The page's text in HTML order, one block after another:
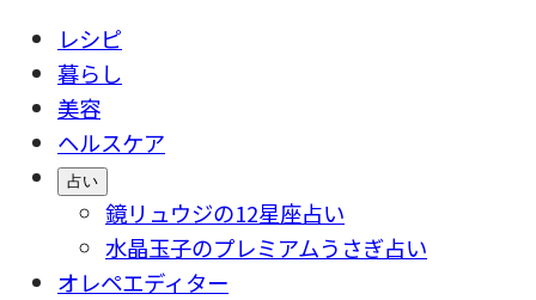
レシピ
暮らし
美容
ヘルスケア
占い
鏡リュウジの12星座占い
水晶玉子のプレミアムうさぎ占い
オレペエディター